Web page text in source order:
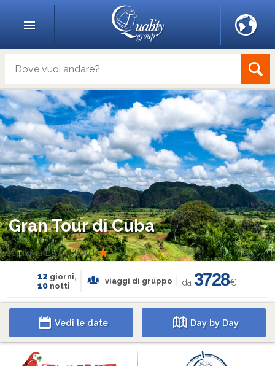
Gran Tour di Cuba
Esclusiva Latin Word
12 giorni,
10 notti
viaggi di gruppo da 3728€
Vedi le date Day by Day